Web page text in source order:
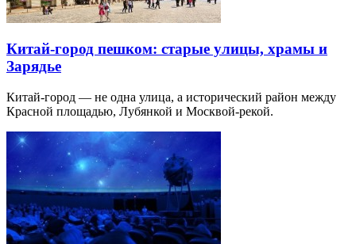
Китай-город пешком: старые улицы, храмы и
Зарядье
Китай-город — не одна улица, а исторический район между
Красной площадью, Лубянкой и Москвой-рекой.